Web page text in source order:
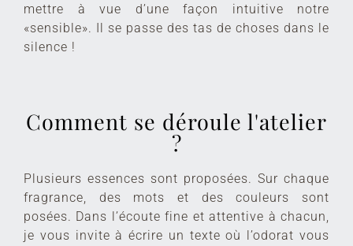
mettre à vue d’une façon intuitive notre
«sensible». Il se passe des tas de choses dans le
silence !
Comment se déroule l'atelier
?
Plusieurs essences sont proposées. Sur chaque
fragrance, des mots et des couleurs sont
posées. Dans l’écoute fine et attentive à chacun,
je vous invite à écrire un texte où l’odorat vous